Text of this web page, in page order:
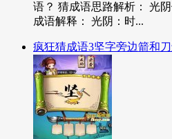
语？ 猜成语思路解析： 光
成语解释： 光阴：时...
疯狂猜成语3坚字旁边箭和